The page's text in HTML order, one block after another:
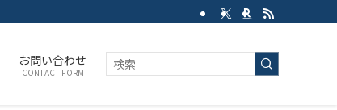
お問い合わせ
CONTACT FORM